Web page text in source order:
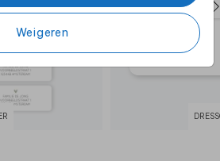
Weigeren